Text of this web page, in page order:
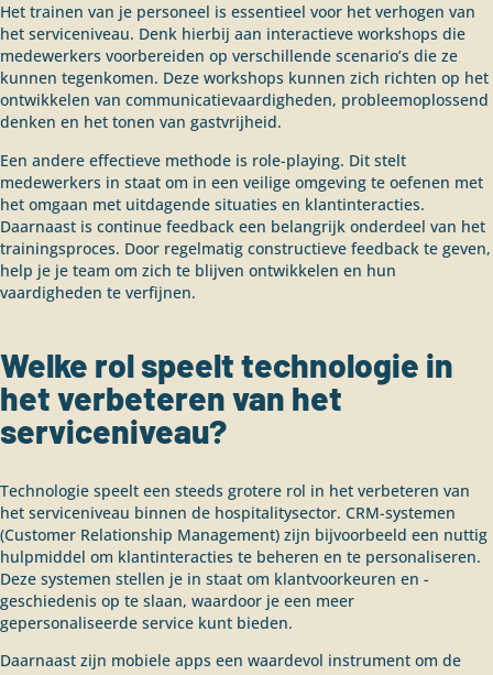
Het trainen van je personeel is essentieel voor het verhogen van
het serviceniveau. Denk hierbij aan interactieve workshops die
medewerkers voorbereiden op verschillende scenario’s die ze
kunnen tegenkomen. Deze workshops kunnen zich richten op het
ontwikkelen van communicatievaardigheden, probleemoplossend
denken en het tonen van gastvrijheid.
Een andere effectieve methode is role-playing. Dit stelt
medewerkers in staat om in een veilige omgeving te oefenen met
het omgaan met uitdagende situaties en klantinteracties.
Daarnaast is continue feedback een belangrijk onderdeel van het
trainingsproces. Door regelmatig constructieve feedback te geven,
help je je team om zich te blijven ontwikkelen en hun
vaardigheden te verfijnen.
Welke rol speelt technologie in
het verbeteren van het
serviceniveau?
Technologie speelt een steeds grotere rol in het verbeteren van
het serviceniveau binnen de hospitalitysector. CRM-systemen
(Customer Relationship Management) zijn bijvoorbeeld een nuttig
hulpmiddel om klantinteracties te beheren en te personaliseren.
Deze systemen stellen je in staat om klantvoorkeuren en -
geschiedenis op te slaan, waardoor je een meer
gepersonaliseerde service kunt bieden.
Daarnaast zijn mobiele apps een waardevol instrument om de